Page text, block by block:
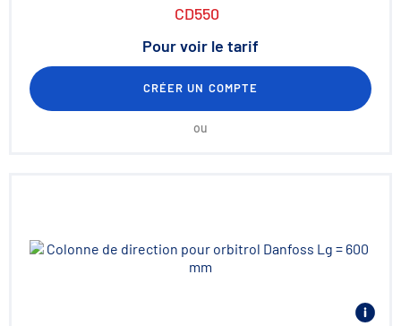
CD550
Pour voir le tarif
CRÉER UN COMPTE
ou